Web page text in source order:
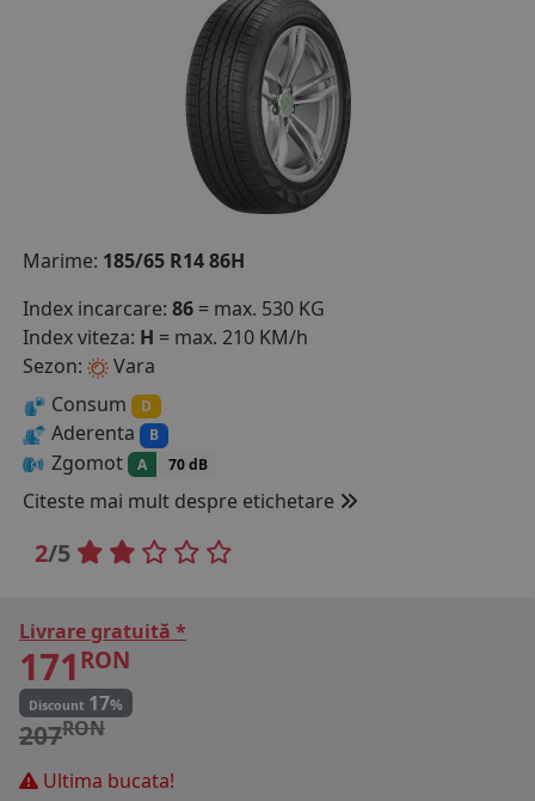
MARCA AUTO
BLOG
B2B - COLABORARE COMPANII
CONT
CONTACT
0 PRODUSE)
Marime: 185/65 R14 86H
Index incarcare: 86 = max. 530 KG
Index viteza: H = max. 210 KM/h
Sezon:
Vara
Consum
D
Aderenta B
Zgomot A 70 dB
Citeste mai mult despre etichetare
2/5
Livrare gratuită *
171 RON
Discount 17%
207RON
Ultima bucata!